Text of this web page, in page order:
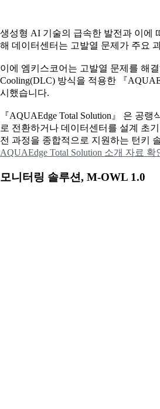
생성형 AI 기술의 급속한 발전과 이에
해 데이터센터는 고발열 문제가 주요
이에 엠키스코어는 고발열 문제를 해
Cooling(DLC) 방식을 적용한 『
시했습니다.
『AQUAEdge Total Solution』 은 공
로 전환하거나 데이터센터를 설계 초
전 과정을 종합적으로 지원하는 턴키
AQUAEdge Total Solution 소개 자료 확
모니터링 솔루션, M-OWL 1.0